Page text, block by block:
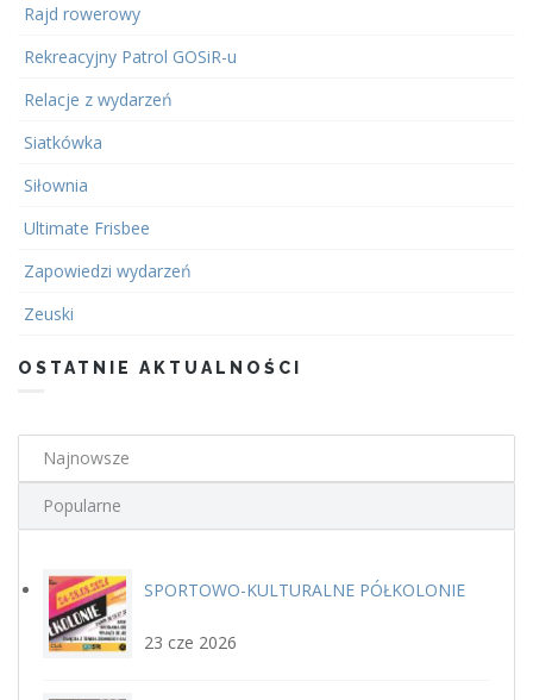
Rajd rowerowy
Rekreacyjny Patrol GOSiR-u
Relacje z wydarzeń
Siatkówka
Siłownia
Ultimate Frisbee
Zapowiedzi wydarzeń
Zeuski
OSTATNIE AKTUALNOŚCI
Najnowsze
Popularne
plakat.jpg
SPORTOWO-KULTURALNE PÓŁKOLONIE
23 cze 2026